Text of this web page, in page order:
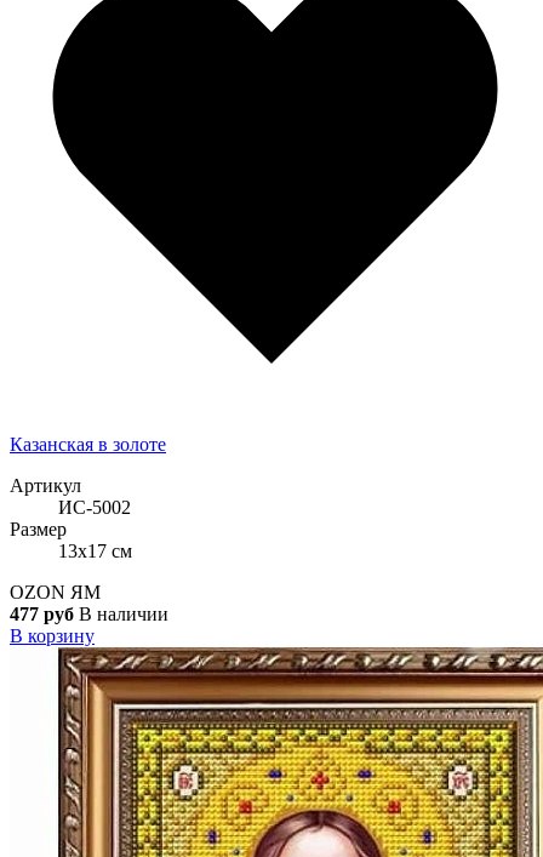
Казанская в золоте
Артикул
ИС-5002
Размер
13x17 см
OZON ЯМ
477 руб В наличии
В корзину